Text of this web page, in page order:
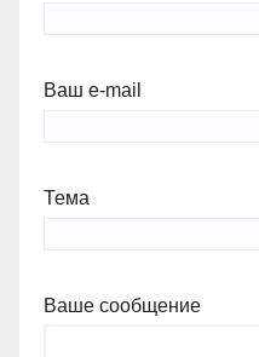
Ваш e-mail
Тема
Ваше сообщение